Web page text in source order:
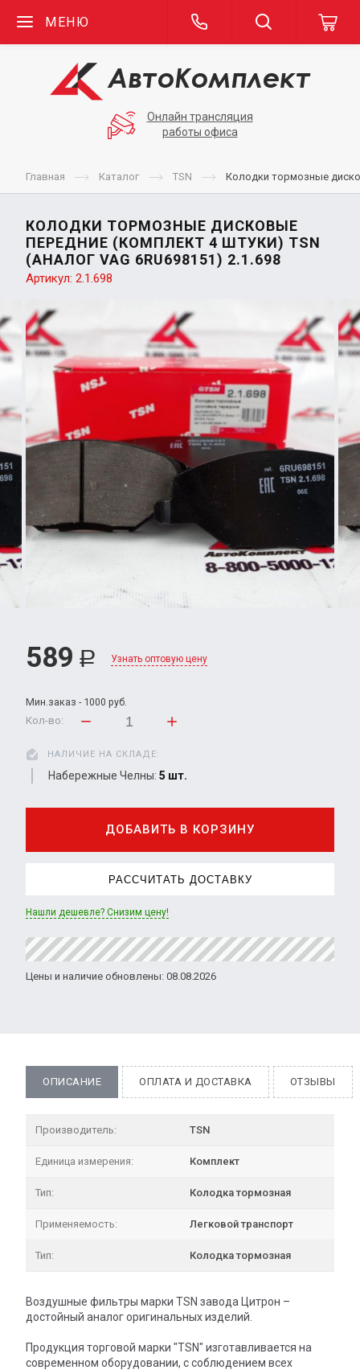
МЕНЮ
Онлайн трансляция
работы офиса
Главная Каталог TSN Колодки тормозные
КОЛОДКИ ТОРМОЗНЫЕ ДИСКОВЫЕ
ПЕРЕДНИЕ (КОМПЛЕКТ 4 ШТУКИ) TSN
(АНАЛОГ VAG 6RU698151) 2.1.698
Артикул: 2.1.698
589 Р Узнать оптовую цену
Мин.заказ - 1000 руб.
Кол-во:
НАЛИЧИЕ НА СКЛАДЕ:
Набережные Челны: 5 шт.
ДОБАВИТЬ В КОРЗИНУ
РАССЧИТАТЬ ДОСТАВКУ
Нашли дешевле? Снизим цену!
Цены и наличие обновлены: 08.08.2026
ОПИСАНИЕ ОПЛАТА И ДОСТАВКА ОТЗЫВЫ
Производитель: TSN
Единица измерения: Комплект
Тип: Колодка тормозная
Применяемость: Легковой транспорт
Тип: Колодка тормозная
Воздушные фильтры марки TSN завода Цитрон –
достойный аналог оригинальных изделий.
Продукция торговой марки "TSN" изготавливается на
современном оборудовании, с соблюдением всех